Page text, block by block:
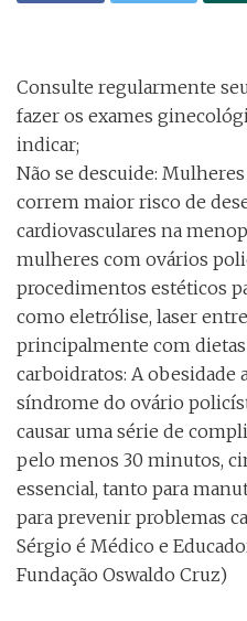
Consulte regularmente
fazer os exames
indicar;
Não se descuide:
correm maior risco de
cardiovasculares na
mulheres com ovários
procedimentos estéticos
como eletrólise, laser
principalmente com
carboidratos: A obesidade
síndrome do ovário
causar uma série de
pelo menos 30 minutos,
essencial, tanto para
para prevenir problemas
Sérgio é Médico e
Fundação Oswaldo Cruz)